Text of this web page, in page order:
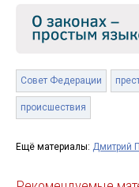
Совет Федерации
происшествия
Ещё материалы: Дмитрий